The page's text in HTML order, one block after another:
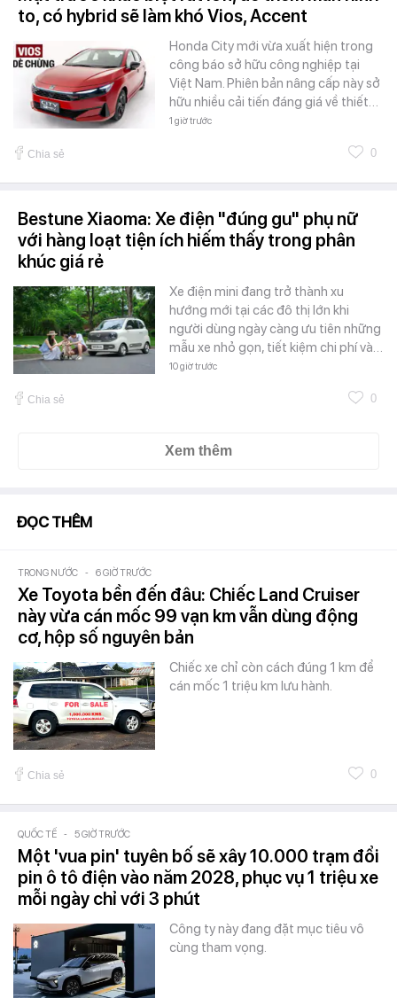
to, có hybrid sẽ làm khó Vios, Accent
Honda City mới vừa xuất hiện trong
công báo sở hữu công nghiệp tại
Việt Nam. Phiên bản nâng cấp này sở
hữu nhiều cải tiến đáng giá về thiết…
1 giờ trước
Chia sẻ 0
Bestune Xiaoma: Xe điện "đúng gu" phụ nữ
với hàng loạt tiện ích hiếm thấy trong phân
khúc giá rẻ
Xe điện mini đang trở thành xu
hướng mới tại các đô thị lớn khi
người dùng ngày càng ưu tiên những
mẫu xe nhỏ gọn, tiết kiệm chi phí và…
10 giờ trước
Chia sẻ 0
Xem thêm
ĐỌC THÊM
TRONG NƯỚC - 6 GIỜ TRƯỚC
Xe Toyota bền đến đâu: Chiếc Land Cruiser
này vừa cán mốc 99 vạn km vẫn dùng động
cơ, hộp số nguyên bản
Chiếc xe chỉ còn cách đúng 1 km để
cán mốc 1 triệu km lưu hành.
Chia sẻ 0
QUỐC TẾ - 5 GIỜ TRƯỚC
Một 'vua pin' tuyên bố sẽ xây 10.000 trạm đổi
pin ô tô điện vào năm 2028, phục vụ 1 triệu xe
mỗi ngày chỉ với 3 phút
Công ty này đang đặt mục tiêu vô
cùng tham vọng.